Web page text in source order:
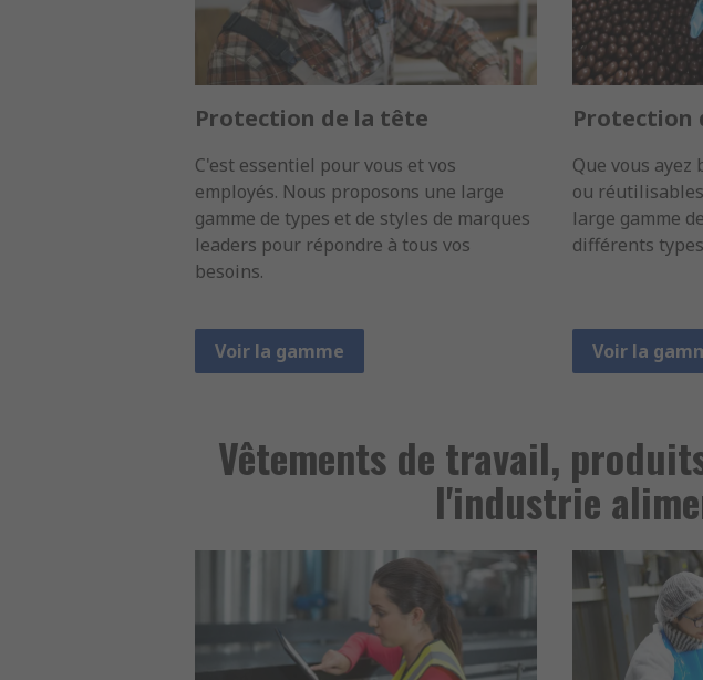
Protection de la tête
C'est essentiel pour vous et vos
employés. Nous proposons une large
gamme de types et de styles de marques
leaders pour répondre à tous vos
besoins.
Voir la gamme
Protection
Que vous ayez
ou
large gamme
différents
Voir la
Vêtements de travail,
l'industrie